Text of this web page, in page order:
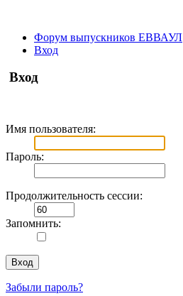
Форум выпускников ЕВВАУЛ
Вход
Вход
Имя пользователя:
Пароль:
Продолжительность сессии:
Запомнить:
Забыли пароль?